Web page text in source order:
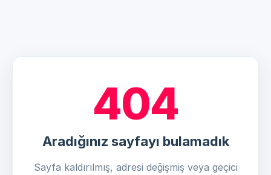
404
Aradığınız sayfayı bulamadık
Sayfa kaldırılmış, adresi değişmiş veya geçici